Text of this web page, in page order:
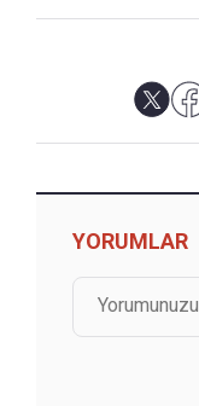
YORUMLAR